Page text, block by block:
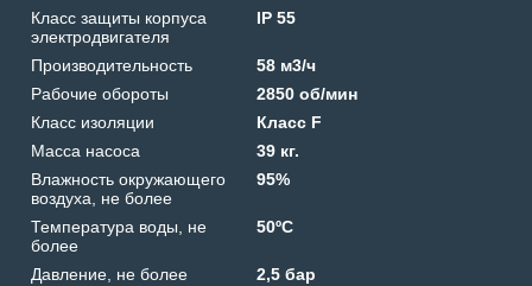
Класс защиты корпуса
электродвигателя
IP 55
Производительность
58 м3/ч
Рабочие обороты
2850 об/мин
Класс изоляции
Класс F
Масса насоса
39 кг.
Влажность окружающего
воздуха, не более
95%
Температура воды, не
более
50ºС
Давление, не более
2,5 бар